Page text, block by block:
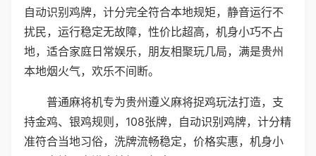
自动识别鸡牌，计分完全符合本地规矩，静音运行不
扰民，运行稳定无故障，性价比超高，机身小巧不占
地，适合家庭日常娱乐，朋友相聚玩几局，满是贵州
本地烟火气，欢乐不间断。
普通麻将机专为贵州遵义麻将捉鸡玩法打造，支
持金鸡、银鸡规则，108张牌，自动识别鸡牌，计分精
准符合当地习俗，洗牌流畅稳定，价格实惠，机身小